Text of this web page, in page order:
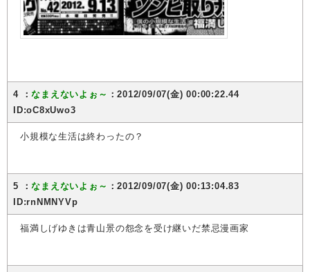
4 ：なまえないよぉ～ ：2012/09/07(金) 00:00:22.44
ID:oC8xUwo3
小規模な生活は終わったの？
5 ：なまえないよぉ～ ：2012/09/07(金) 00:13:04.83
ID:rnNMNYVp
福満しげゆきは青山景の怨念を受け継いだ禁忌漫画家